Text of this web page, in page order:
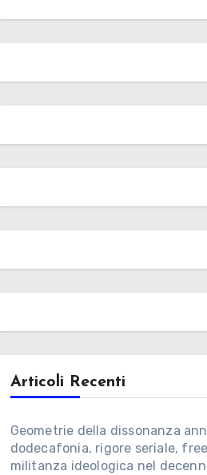
Articoli Recenti
Geometrie della dissonanza
dodecafonia, rigore seriale,
militanza ideologica nel